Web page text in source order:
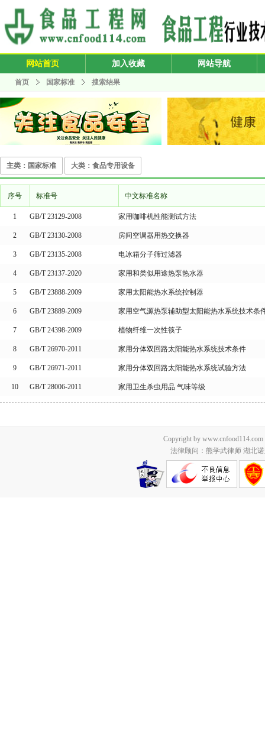
网站首页 加入收藏 网站导航
首页 国家标准 搜索结果
主类：国家标准 大类：食品专用设备
序号 标准号 中文标准名称
1 GB/T 23129-2008 家用咖啡机性能测试方法
2 GB/T 23130-2008 房间空调器用热交换器
3 GB/T 23135-2008 电冰箱分子筛过滤器
4 GB/T 23137-2020 家用和类似用途热泵热水器
5 GB/T 23888-2009 家用太阳能热水系统控制器
6 GB/T 23889-2009 家用空气源热泵辅助型太阳能热水系统技术条
7 GB/T 24398-2009 植物纤维一次性筷子
8 GB/T 26970-2011 家用分体双回路太阳能热水系统技术条件
9 GB/T 26971-2011 家用分体双回路太阳能热水系统试验方法
10 GB/T 28006-2011 家用卫生杀虫用品 气味等级
Copyright by
法律顾问：熊学武律师 湖北